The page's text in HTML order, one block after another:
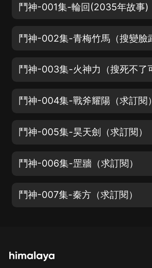
鬥神-001集-輪回(2035年故事)
鬥神-004集-戰斧耀陽（求訂閱）
鬥神-005集-昊天劍（求訂閱）
鬥神-006集-罡牆（求訂閱）
鬥神-007集-秦方（求訂閱）